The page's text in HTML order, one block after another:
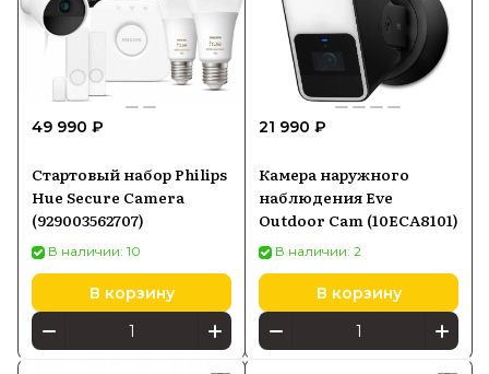
49 990 ₽
Стартовый набор Philips
Hue Secure Camera
(929003562707)
В наличии: 10
В корзину
21 990 ₽
Камера наружного
наблюдения Eve
Outdoor Cam (10ECA8101)
В наличии: 2
В корзину